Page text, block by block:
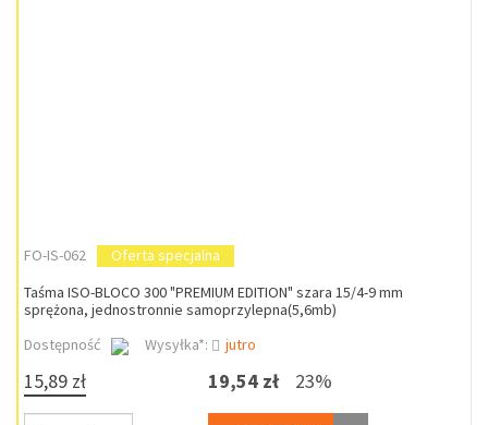
FO-IS-062
Oferta specjalna
Taśma ISO-BLOCO 300 "PREMIUM EDITION" szara 15/4-9 mm
sprężona, jednostronnie samoprzylepna(5,6mb)
Dostępność
Wysyłka*: jutro
15,89 zł 19,54 zł 23%